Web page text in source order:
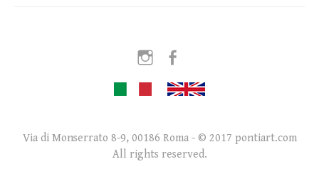
Instagram
Via di Monserrato 8-9, 00186 Roma - © 2017 pontiart.com
All rights reserved.